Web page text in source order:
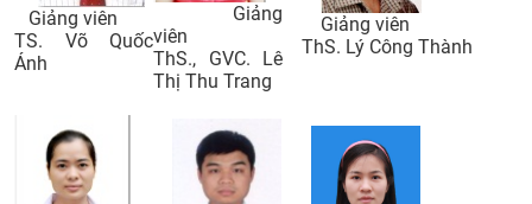
Giảng viên
TS. Võ Quốc
Ánh
Giảng
viên
ThS., GVC. Lê
Thị Thu Trang
Giảng viên
ThS. Lý Công Thành​